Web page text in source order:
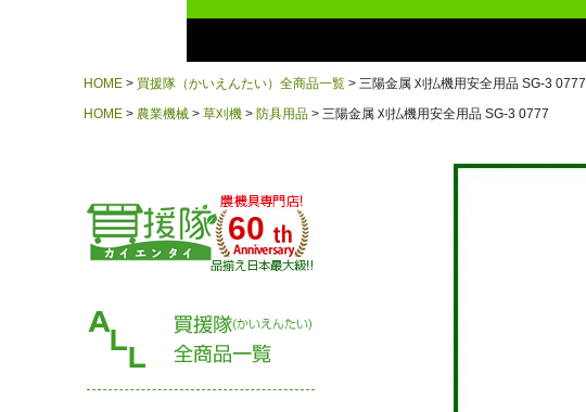
HOME 買援隊（かいえんたい）全商品一覧
三陽金属 刈払機用安全用品 SG-3 0777
HOME
農業機械 草刈機 防具用品 三陽金属 刈払機用安全用品 SG-3 0777
60